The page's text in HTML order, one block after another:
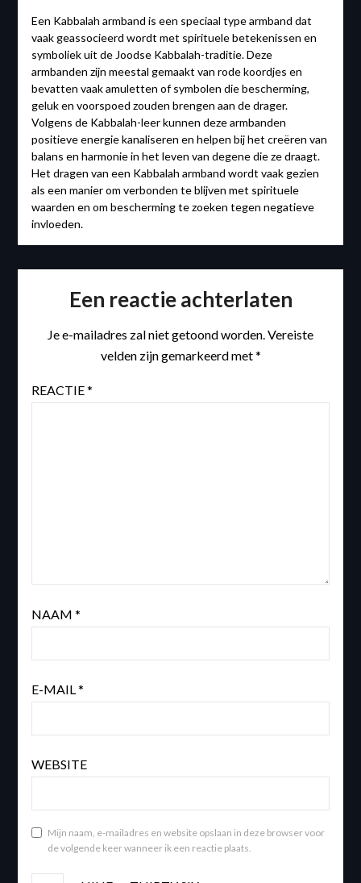
Een Kabbalah armband is een speciaal type armband dat
vaak geassocieerd wordt met spirituele betekenissen en
symboliek uit de Joodse Kabbalah-traditie. Deze
armbanden zijn meestal gemaakt van rode koordjes en
bevatten vaak amuletten of symbolen die bescherming,
geluk en voorspoed zouden brengen aan de drager.
Volgens de Kabbalah-leer kunnen deze armbanden
positieve energie kanaliseren en helpen bij het creëren van
balans en harmonie in het leven van degene die ze draagt.
Het dragen van een Kabbalah armband wordt vaak gezien
als een manier om verbonden te blijven met spirituele
waarden en om bescherming te zoeken tegen negatieve
invloeden.
Een reactie achterlaten
Je e-mailadres zal niet getoond worden.Vereiste
velden zijn gemarkeerd met*
REACTIE*
NAAM *
E-MAIL*
WEBSITE
Mijn naam, e-mailadres en website opslaan in deze browser voor
de volgende keer wanneer ik een reactie plaats.